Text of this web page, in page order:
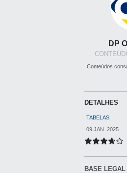
DP
Conteúdos
BASE LEGAL
DETALHES
TABELAS
09 JAN. 2025